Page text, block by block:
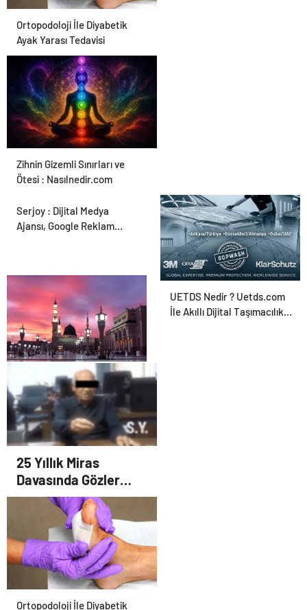
Ortopodoloji İle Diyabetik
Ayak Yarası Tedavisi
Zihnin Gizemli Sınırları ve
Ötesi : Nasılnedir.com
Serjoy : Dijital Medya
Ajansı, Google Reklam
UETDS Nedir ? Uetds.com
İle Akıllı Dijital Taşımacılık
2026 Umre Fiyatları
25 Yıllık Miras
Davasında Gözler
Temmuz Ayındaki
Karar Duruşmasına
Çevrildi
Ortopodoloji İle Diyabetik